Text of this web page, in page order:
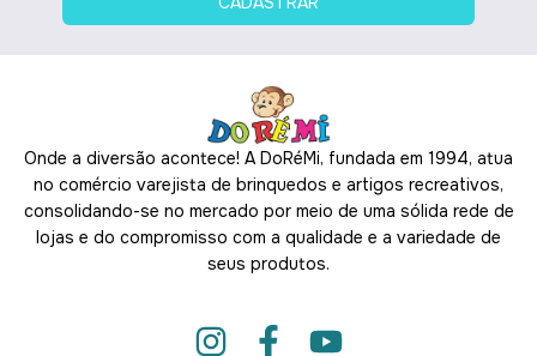
Onde a diversão acontece! A DoRéMi, fundada em 1994, atua
no comércio varejista de brinquedos e artigos recreativos,
consolidando-se no mercado por meio de uma sólida rede de
lojas e do compromisso com a qualidade e a variedade de
seus produtos.